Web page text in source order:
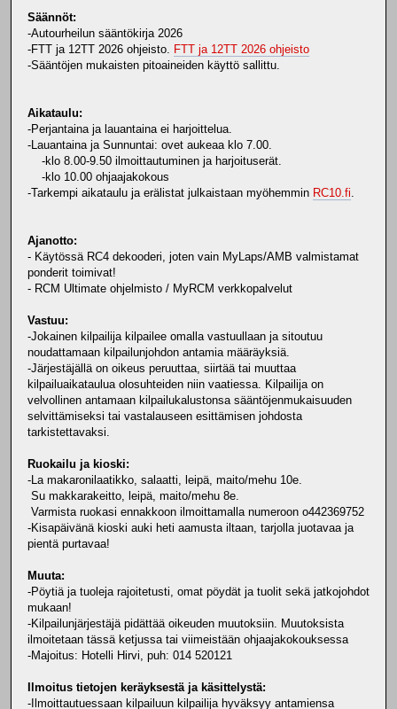
Säännöt:
-Autourheilun sääntökirja 2026
-FTT ja 12TT 2026 ohjeisto.
FTT ja 12TT 2026 ohjeisto
-Sääntöjen mukaisten pitoaineiden käyttö sallittu.
Aikataulu:
-Perjantaina ja lauantaina ei harjoittelua.
-Lauantaina ja Sunnuntai: ovet aukeaa klo 7.00.
-klo 8.00-9.50 ilmoittautuminen ja harjoituserät.
-klo 10.00 ohjaajakokous
-Tarkempi aikataulu ja erälistat julkaistaan myöhemmin RC10.fi
Ajanotto:
- Käytössä RC4 dekooderi, joten vain MyLaps/AMB valmistamat
ponderit toimivat!
- RCM Ultimate ohjelmisto / MyRCM verkkopalvelut
Vastuu:
-Jokainen kilpailija kilpailee omalla vastuullaan ja sitoutuu
noudattamaan kilpailunjohdon antamia määräyksiä.
-Järjestäjällä on oikeus peruuttaa, siirtää tai muuttaa
kilpailuaikataulua olosuhteiden niin vaatiessa. Kilpailija on
velvollinen antamaan kilpailukalustonsa sääntöjenmukaisuuden
selvittämiseksi tai vastalauseen esittämisen johdosta
tarkistettavaksi.
Ruokailu ja kioski:
-La makaronilaatikko, salaatti, leipä, maito/mehu 10e.
Su makkarakeitto, leipä, maito/mehu 8e.
Varmista ruokasi ennakkoon ilmoittamalla numeroon o442369752
-Kisapäivänä kioski auki heti aamusta iltaan, tarjolla juotavaa ja
pientä purtavaa!
Muuta:
-Pöytiä ja tuoleja rajoitetusti, omat pöydät ja tuolit sekä jatkojohdot
mukaan!
-Kilpailunjärjestäjä pidättää oikeuden muutoksiin. Muutoksista
ilmoitetaan tässä ketjussa tai viimeistään ohjaajakokouksessa
-Majoitus: Hotelli Hirvi, puh: 014 520121
Ilmoitus tietojen keräyksestä ja käsittelystä:
-Ilmoittautuessaan kilpailuun kilpailija hyväksyy antamiensa